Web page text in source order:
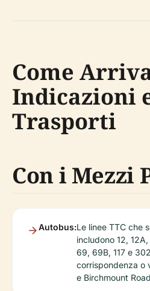
Come
Indicazioni
Trasporti
Con i Mezzi
Autobus:Le linee TTC che
includono 12,
69, 69B, 117 e
corrispondenza o
e Birchmount